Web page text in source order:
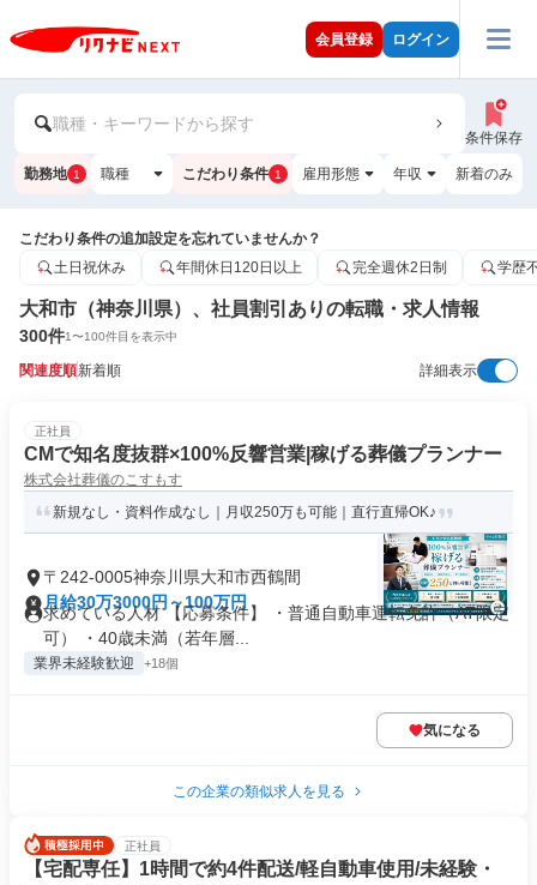
会員登録 ログイン
職種・キーワードから探す
条件保存
勤務地 1 職種 こだわり条件 1 雇用形態 年収 新着のみ
こだわり条件の追加設定を忘れていませんか？
土日祝休み
年間休日120日以上 完全週休2日制 学歴
大和市（神奈川県）、社員割引ありの転職・求人情報
300件1〜100件目を表示中
関連度順新着順 詳細表示
正社員
CMで知名度抜群×100%反響営業|稼げる葬儀プランナー
株式会社葬儀のこすもす
新規なし・資料作成なし｜月収250万も可能｜直行直帰OK♪
〒242-0005神奈川県大和市西鶴間
月給30万3000円～100万円
求めている人材 【応募条件】 ・普通自動車運転免許（AT限定
可） ・40歳未満（若年層...
業界未経験歓迎 +18個
気になる
この企業の類似求人を見る
正社員
【宅配専任】1時間で約4件配送/軽自動車使用/未経験・